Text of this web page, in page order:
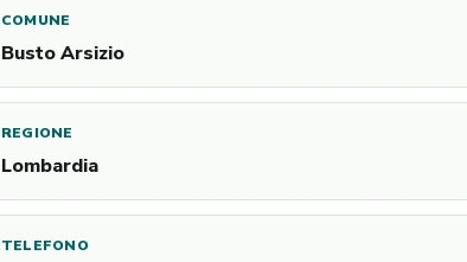
COMUNE
Busto Arsizio
REGIONE
Lombardia
TELEFONO